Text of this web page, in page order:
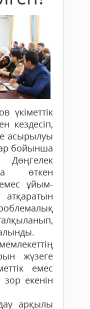
үкіметтік
кездесіп,
асырылуы
бойынша
Дөңгелек
өткен
емес ұйым­
жүзеге
емес
екенін
арқылы